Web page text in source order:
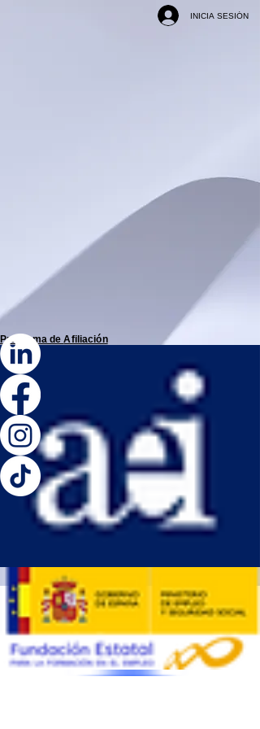
INICIA SESIÓN
Programa deAfiliación